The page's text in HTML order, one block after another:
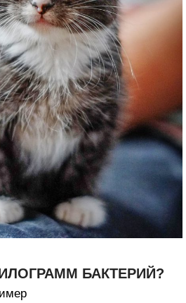
БАКТЕРИЙ?